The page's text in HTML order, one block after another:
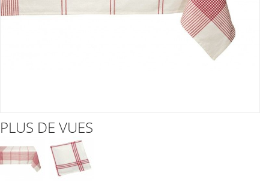
PLUS DE VUES